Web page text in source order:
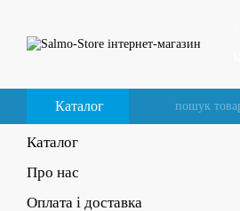
Каталог
Каталог
Про нас
Оплата і доставка